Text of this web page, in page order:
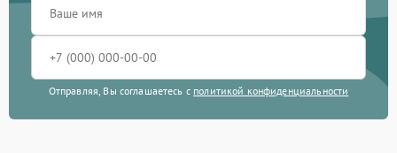
Отправляя, Вы соглашаетесь с политикой конфиденциальности